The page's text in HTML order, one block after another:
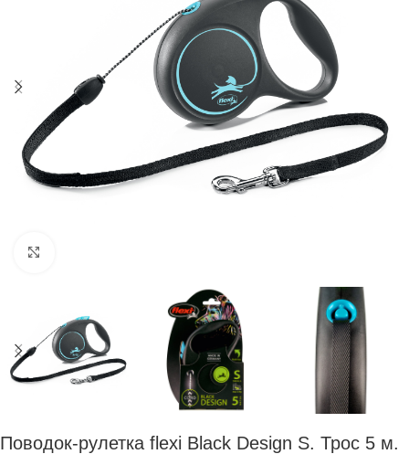
Поводок-рулетка flexi Black Design S. Трос 5 м.